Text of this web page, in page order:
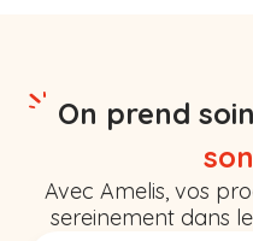
On prend
Avec Amelis, vos
sereinement dans